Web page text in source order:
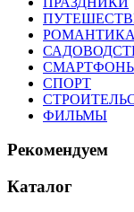
РОМАНТИКА
СПОРТ
ФИЛЬМЫ
Рекомендуем
Каталог